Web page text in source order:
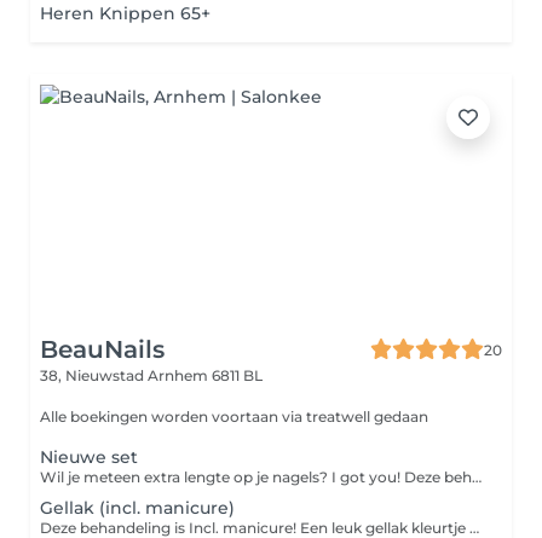
Heren Knippen 65+
BeauNails
20
38, Nieuwstad Arnhem 6811 BL
Alle boekingen worden voortaan via treatwell gedaan
Nieuwe set
Wil je meteen extra lengte op je nagels? I got you! Deze behandeling is incl. Manicure Hier zit geen nail art bij!! Bij deze behandeling gaat het alleen om de basis behandeling en een gel kleurtje. LET OP! als er nog oud product eraf gehaald moet worden dan boek je die behandeling er nog extra bij! dit i.v.m extra tijd <3 Mocht je nog niet weten wat je wilt dan kan je een van de freestyle nailart pakketten toevoegen zo boek je extra tijd en kan je tot een dag van te voren je inspiratie sturen <3
Gellak (incl. manicure)
Deze behandeling is Incl. manicure! Een leuk gellak kleurtje op de natuurlijke nagel LET OP! - geen verlenging - geen biab of hardgel - als er nog product op de nagel zit van een andere salon of mijn BIAB of gel is het noodzakelijk oud product verwijderen erbij te boeken